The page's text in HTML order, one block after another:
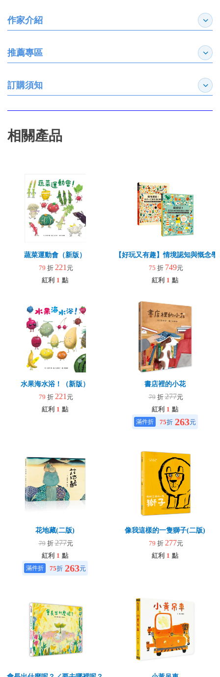
作家介紹 展開
推薦專區 展開
訂購須知 展開
相關產品
蔬菜運動會（新版）
79 折 221 元
紅利 1 點
【好玩又有趣】情境認知與慨念
75 折 749元
紅利 1 點
水果海水浴！（新版）
79 折 221 元
紅利 1 點
書店裡的小花
79 折277元
紅利 1 點
75折 263元
花地藏(二版)
79 折277元
紅利 1 點
75折 263元
像我這樣的一隻獅子(二版)
79 折 277元
紅利 1 點